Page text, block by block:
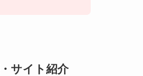
サイト紹介